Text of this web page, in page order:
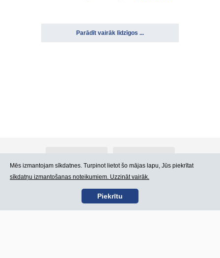
Parādīt vairāk līdzīgos ...
Kontakti Lietošanas noteikumi
Mēs izmantojam sīkdatnes. Turpinot lietot šo mājas lapu, Jūs piekrītat
sīkdatņu izmantošanas noteikumiem. Uzzināt vairāk.
Piekrītu